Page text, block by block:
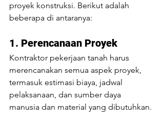
proyek konstruksi. Berikut adalah
beberapa di antaranya:
1. Perencanaan Proyek
Kontraktor pekerjaan tanah harus
merencanakan semua aspek proyek,
termasuk estimasi biaya, jadwal
pelaksanaan, dan sumber daya
manusia dan material yang dibutuhkan.